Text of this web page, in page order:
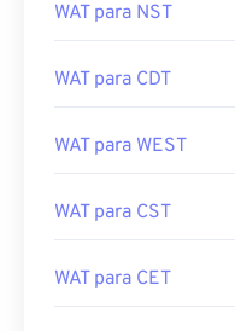
WAT para NST
WAT para CDT
WAT para WEST
WAT para CST
WAT para CET